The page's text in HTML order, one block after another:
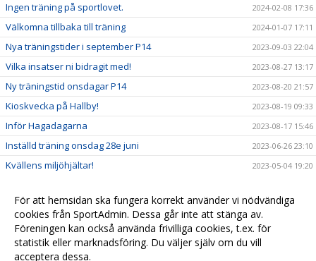
Ingen träning på sportlovet. 2024-02-08 17:36
Välkomna tillbaka till träning 2024-01-07 17:11
Nya träningstider i september P14 2023-09-03 22:04
Vilka insatser ni bidragit med! 2023-08-27 13:17
Ny träningstid onsdagar P14 2023-08-20 21:57
Kioskvecka på Hallby! 2023-08-19 09:33
Inför Hagadagarna 2023-08-17 15:46
Inställd träning onsdag 28e juni 2023-06-26 23:10
Kvällens miljöhjältar! 2023-05-04 19:20
Kommande uppdrag! 2023-03-07 07:50
Kommande föräldrauppdrag! 2022-12-14 16:48
Bemanna cafeterian! &#127789;&#9749;&#65039; 2022-10-06 19:54
För att hemsidan ska fungera korrekt använder vi nödvändiga
cookies från SportAdmin. Dessa går inte att stänga av.
Föreningen kan också använda frivilliga cookies, t.ex. för
statistik eller marknadsföring. Du väljer själv om du vill
acceptera dessa.